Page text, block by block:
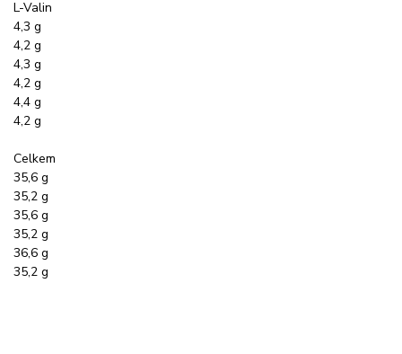
L-Valin
4,3 g
4,2 g
4,3 g
4,2 g
4,4 g
4,2 g
Celkem
35,6 g
35,2 g
35,6 g
35,2 g
36,6 g
35,2 g